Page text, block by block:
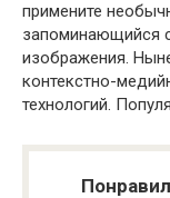
примените
запоминающийся
изображения.
контекстно-
технологий.